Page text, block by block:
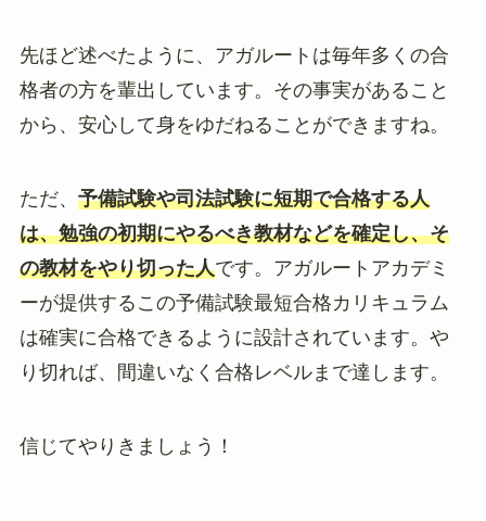
先ほど述べたように、アガルートは毎年多くの合
格者の方を輩出しています。その事実があること
から、安心して身をゆだねることができますね。
ただ、 予備試験や司法試験に短期で合格する人
は、勉強の初期にやるべき教材などを確定し、そ
の教材をやり切った人です。アガルートアカデミ
ーが提供するこの予備試験最短合格カリキュラム
は確実に合格できるように設計されています。や
り切れば、間違いなく合格レベルまで達します。
信じてやりきましょう！